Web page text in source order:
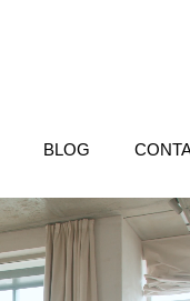
BLOG